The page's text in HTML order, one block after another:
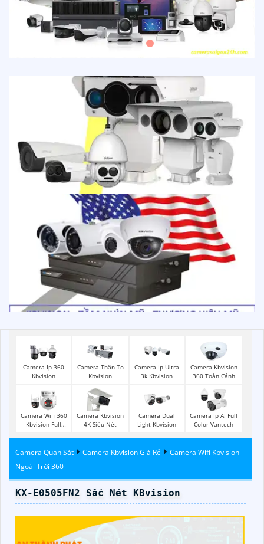
Camera Ip 360
Kbvision
Camera Thân To
Kbvision
Camera Ip Ultra
3k Kbvision
Camera Kbvision
360 Toàn Cảnh
Camera Wifi 360
Kbvision Full
Camera Kbvision
4K Siêu Nét
Camera Dual
Light Kbvision
Camera Ip AI Full
Color Vantech
Camera Quan Sát Camera Kbvision Giá Rẻ
Camera Wifi Kbvision
Ngoài Trời 360
KX-E0505FN2 Sắc Nét KBvision